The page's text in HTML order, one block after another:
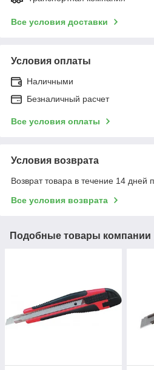
Все условия доставки
Условия оплаты
Наличными
Безналичный расчет
Все условия оплаты
Условия возврата
Возврат товара в течение 14 дней
Все условия возврата
Подобные товары компании